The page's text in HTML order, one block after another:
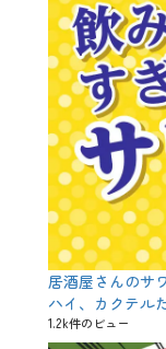
居酒屋さんのサ
ハイ、カクテル
1.2k件のビュー